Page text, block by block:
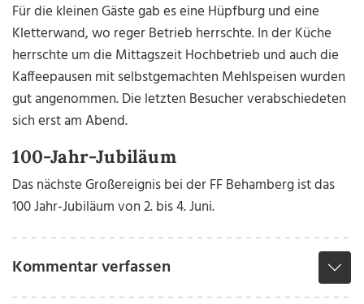
Für die kleinen Gäste gab es eine Hüpfburg und eine
Kletterwand, wo reger Betrieb herrschte. In der Küche
herrschte um die Mittagszeit Hochbetrieb und auch die
Kaffeepausen mit selbstgemachten Mehlspeisen wurden
gut angenommen. Die letzten Besucher verabschiedeten
sich erst am Abend.
100-Jahr-Jubiläum
Das nächste Großereignis bei der FF Behamberg ist das
100 Jahr-Jubiläum von 2. bis 4. Juni.
Kommentar verfassen